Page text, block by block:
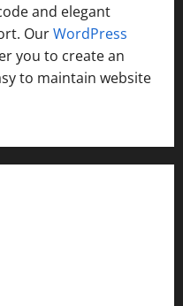
and elegant
OurWordPress
you to create an
to maintain website